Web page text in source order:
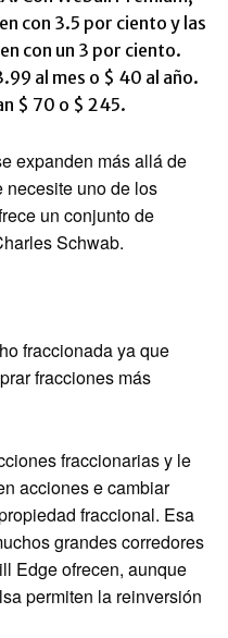
con 3.5 por ciento y las
con un 3 por ciento.
al mes o $ 40 al año.
$ 70 o $ 245.
expanden más allá de
necesite uno de los
un conjunto de
Schwab.
fraccionada ya que
fracciones más
fraccionarias y le
acciones e cambiar
fraccional. Esa
grandes corredores
Edge ofrecen, aunque
permiten la reinversión